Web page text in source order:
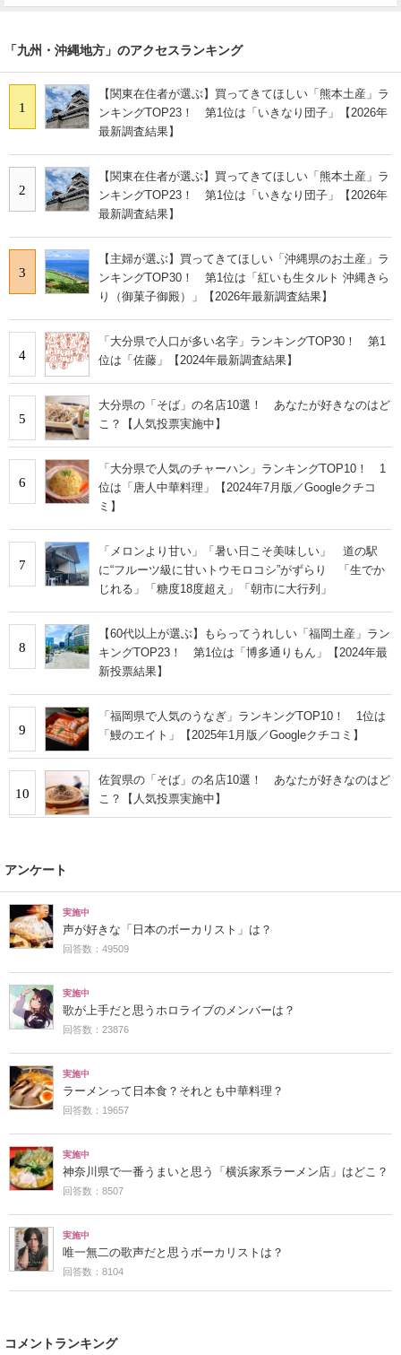
「九州・沖縄地方」のアクセスランキング
1
【関東在住者が選ぶ】買ってきてほしい「熊本土産」ラ
ンキングTOP23！ 第1位は「いきなり団子」【2026年
最新調査結果】
2
【関東在住者が選ぶ】買ってきてほしい「熊本土産」ラ
ンキングTOP23！ 第1位は「いきなり団子」【2026年
最新調査結果】
3
【主婦が選ぶ】買ってきてほしい「沖縄県のお土産」ラ
ンキングTOP30！ 第1位は「紅いも生タルト 沖縄きら
り（御菓子御殿）」【2026年最新調査結果】
4
「大分県で人口が多い名字」ランキングTOP30！ 第1
位は「佐藤」【2024年最新調査結果】
5
大分県の「そば」の名店10選！ あなたが好きなのはど
こ？【人気投票実施中】
6
「大分県で人気のチャーハン」ランキングTOP10！ 1
位は「唐人中華料理」【2024年7月版／Googleクチコ
ミ】
7
「メロンより甘い」「暑い日こそ美味しい」 道の駅
に“フルーツ級に甘いトウモロコシ”がずらり 「生でか
じれる」「糖度18度超え」「朝市に大行列」
8
【60代以上が選ぶ】もらってうれしい「福岡土産」ラン
キングTOP23！ 第1位は「博多通りもん」【2024年最
新投票結果】
9
「福岡県で人気のうなぎ」ランキングTOP10！ 1位は
「鰻のエイト」【2025年1月版／Googleクチコミ】
10
佐賀県の「そば」の名店10選！ あなたが好きなのはど
こ？【人気投票実施中】
アンケート
実施中
声が好きな「日本のボーカリスト」は？
回答数：49509
実施中
歌が上手だと思うホロライブのメンバーは？
回答数：23876
実施中
ラーメンって日本食？それとも中華料理？
回答数：19657
実施中
神奈川県で一番うまいと思う「横浜家系ラーメン店」はどこ？
回答数：8507
実施中
唯一無二の歌声だと思うボーカリストは？
回答数：8104
コメントランキング